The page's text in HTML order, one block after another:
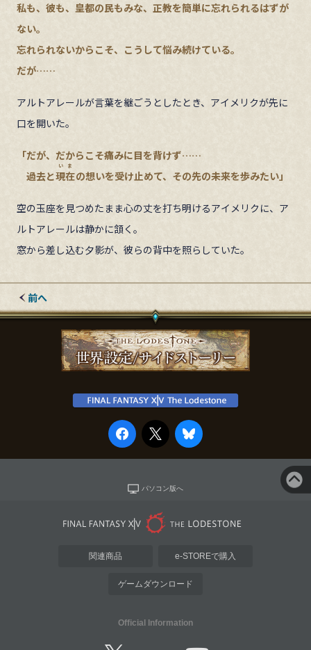
私も、彼も、皇都の民もみな、正教を簡単に忘れられるはずが
ない。
忘れられないからこそ、こうして悩み続けている。
だが……
アルトアレールが言葉を継ごうとしたとき、アイメリクが先に
口を開いた。
「だが、だからこそ痛みに目を背けず……
過去と現在
いま
の想いを受け止めて、その先の未来を歩みたい」
空の玉座を見つめたまま心の丈を打ち明けるアイメリクに、ア
ルトアレールは静かに頷く。
窓から差し込む夕影が、彼らの背中を照らしていた。
前へ
パソコン版へ
関連商品 e-STOREで購入
ゲームダウンロード
Official Information